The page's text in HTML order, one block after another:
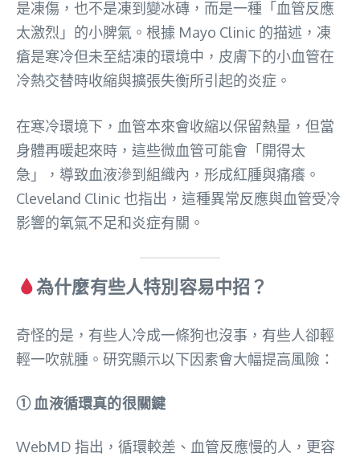
是凍傷，也不是凍到變冰磚，而是一種「血管反應
太激烈」的小脾氣。根據 Mayo Clinic 的描述，凍
瘡是寒冷但未至結凍的環境中，皮膚下的小血管在
冷熱交替時收縮與擴張失衡所引起的炎症。
在寒冷環境下，血管本來會收縮以保留熱量，但當
身體再暖起來時，這些微血管可能會「開得太
急」，導致血液滲到組織內，形成紅腫與痛癢。
Cleveland Clinic 也指出，這種異常反應與血管受冷
影響的氧氣不足和炎症有關。
為什麼有些人特別容易中招？
奇怪的是，有些人冷成一條狗也沒事，有些人卻輕
輕一吹就腫。研究顯示以下因素會大幅提高風險：
① 血液循環真的很關鍵
WebMD 指出，循環較差、血管反應慢的人，更容